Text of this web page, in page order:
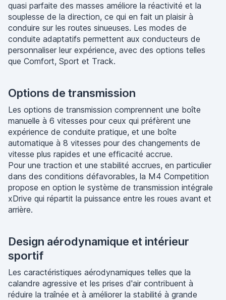
quasi parfaite des masses améliore la réactivité et la
souplesse de la direction, ce qui en fait un plaisir à
conduire sur les routes sinueuses. Les modes de
conduite adaptatifs permettent aux conducteurs de
personnaliser leur expérience, avec des options telles
que Comfort, Sport et Track.
Options de transmission
Les options de transmission comprennent une boîte
manuelle à 6 vitesses pour ceux qui préfèrent une
expérience de conduite pratique, et une boîte
automatique à 8 vitesses pour des changements de
vitesse plus rapides et une efficacité accrue.
Pour une traction et une stabilité accrues, en particulier
dans des conditions défavorables, la M4 Competition
propose en option le système de transmission intégrale
xDrive qui répartit la puissance entre les roues avant et
arrière.
Design aérodynamique et intérieur
sportif
Les caractéristiques aérodynamiques telles que la
calandre agressive et les prises d'air contribuent à
réduire la traînée et à améliorer la stabilité à grande